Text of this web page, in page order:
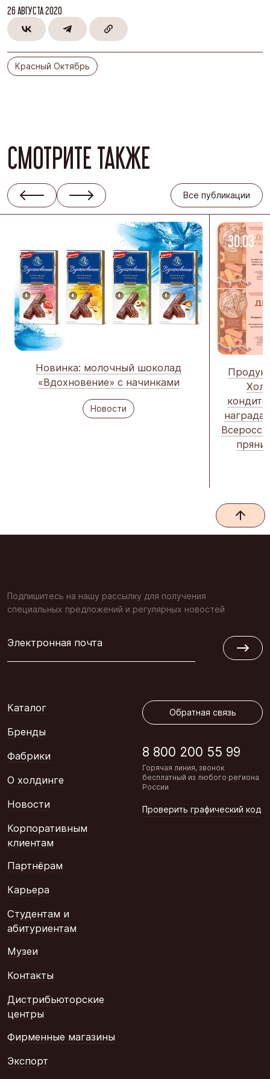
Красный Октябрь
26 АВГУСТА 2020
СМОТРИТЕ ТАКЖЕ
Все публикации
-2026
Новинка: молочный шоколад
«Вдохновение» с начинками
Новости
30.03
Подпишитесь на нашу рассылку для получения
специальных предложений и регулярных новостей
Электронная почта
Каталог
Бренды
Фабрики
О холдинге
Новости
Корпоративным
клиентам
Партнёрам
Карьера
Студентам и
абитуриентам
Музеи
Контакты
Дистрибьюторские
центры
Фирменные магазины
Экспорт
Обратная связь
8 800 200 55 99
Горячая линия, звонок
бесплатный из любого региона
России
Проверить графический код